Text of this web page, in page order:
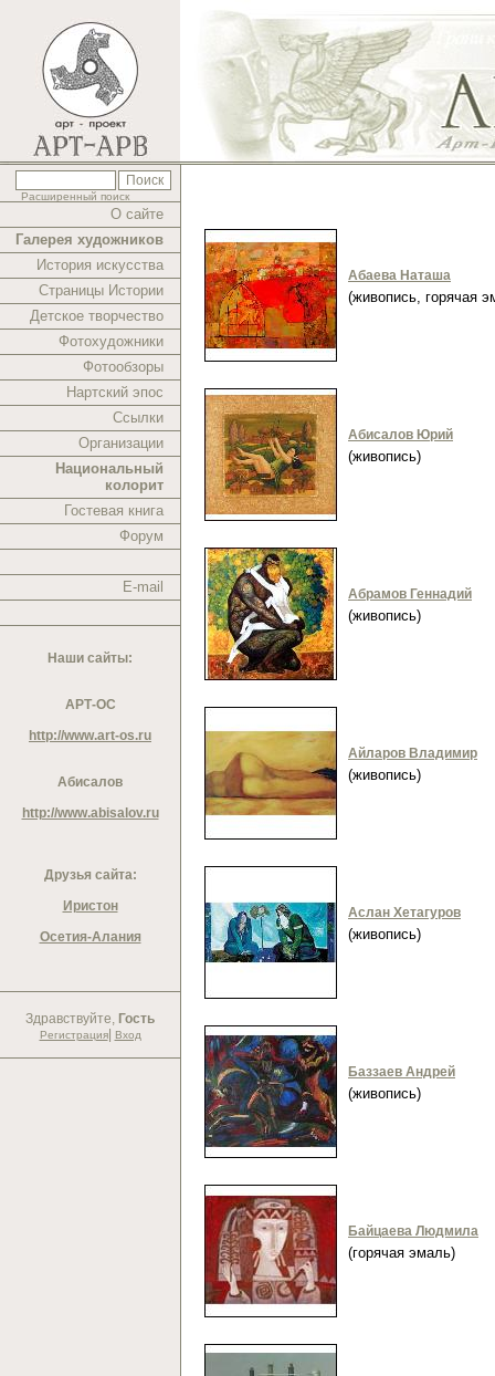
Расширенный поиск
О сайте
Галерея художников
История искусства
Страницы Истории
Детское творчество
Фотохудожники
Фотообзоры
Нартский эпос
Ссылки
Организации
Национальный
колорит
Гостевая книга
Форум
E-mail
Наши сайты:
АРТ-ОС
http://www.art-os.ru
Абисалов
http://www.abisalov.ru
Друзья сайта:
Иристон
Осетия-Алания
Здравствуйте, Гость
Регистрация| Вход
Абаева Наташа
(живопись, горячая
Абисалов Юрий
(живопись)
Абрамов Геннадий
(живопись)
Айларов Владимир
(живопись)
Аслан Хетагуров
(живопись)
Баззаев Андрей
(живопись)
Байцаева Людмила
(горячая эмаль)